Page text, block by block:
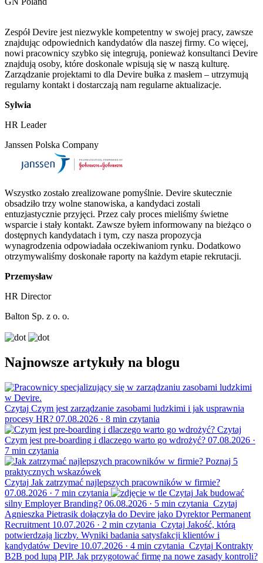
Zespół Devire jest niezwykle kompetentny w swojej pracy, zawsze
znajdując odpowiednich kandydatów dla naszej firmy. Co więcej,
nowi pracownicy szybko się integrują, ponieważ konsultanci Devire
znajdują osoby, które doskonale wpisują się w naszą kulturę.
Zarządzanie projektami to dla Devire bułka z masłem – utrzymują
regularny kontakt i dostarczają nam regularne aktualizacje.
Sylwia
HR Leader
Janssen Polska Company
Wszystko zostało zrealizowane pomyślnie. Devire skutecznie
obsadziło trzy wolne stanowiska, a kandydaci zostali
entuzjastycznie przyjęci. Przez cały proces mieliśmy świetne
wsparcie i stały kontakt. Zawsze byłem informowany na bieżąco o
dostępnych kandydatach i tym, czy nasza propozycja
wynagrodzenia odpowiadała oczekiwaniom rynku. Dodatkowo
otrzymywaliśmy doskonałe raporty na każdym etapie rekrutacji.
Przemysław
HR Director
Balton Sp. z o. o.
Najnowsze artykuły na blogu
Czytaj Czym jest zarządzanie zasobami ludzkimi i jak usprawnia
procesy HR? 07.08.2026 · 8 min czytania
Czytaj
Czym jest pre-boarding i dlaczego warto go wdrożyć? 07.08.2026 ·
7 min czytania
Czytaj Jak zatrzymać najlepszych pracowników w firmie?
07.08.2026 · 7 min czytania Czytaj Jak budować
silny Employer Branding? 06.08.2026 · 5 min czytania Czytaj
Agnieszka Pietrasik dołączyła do Devire jako Dyrektor Permanent
Recruitment 10.07.2026 · 2 min czytania Czytaj Jakość, którą
potwierdzają liczby. Wyniki badania satysfakcji klientów i
kandydatów Devire 10.07.2026 · 4 min czytania Czytaj Kontrakty
B2B pod lupą PIP. Jak przygotować firmę na nowe zasady kontroli?